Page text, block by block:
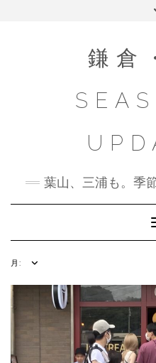
鎌倉
葉山、三浦も。季
月: